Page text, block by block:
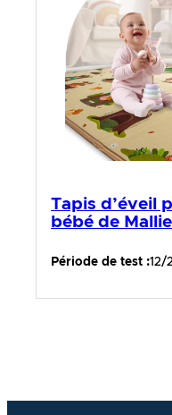
Tapis d’éveil
bébé de
Période de test :12/